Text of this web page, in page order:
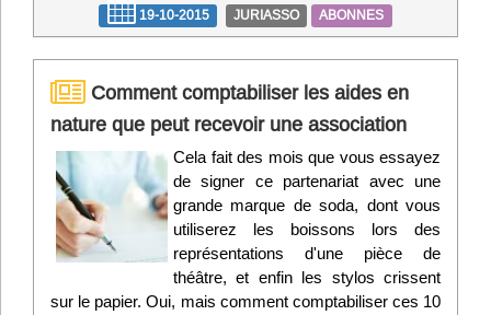
19-10-2015 JURIASSO ABONNES
Comment comptabiliser les aides en
nature que peut recevoir une association
Cela fait des mois que vous essayez
de signer ce partenariat avec une
grande marque de soda, dont vous
utiliserez les boissons lors des
représentations d'une pièce de
théâtre, et enfin les stylos crissent
sur le papier. Oui, mais comment comptabiliser ces 10